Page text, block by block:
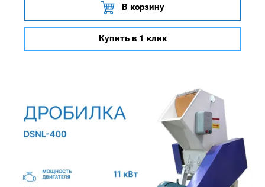
В корзину
Купить в 1 клик